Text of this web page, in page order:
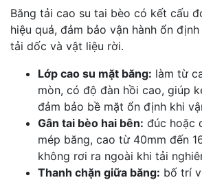
Băng tải cao su tai bèo có kết cấu
hiệu quả, đảm bảo vận hành ổn
tải dốc và vật liệu rời.
Lớp cao su mặt băng: làm từ
mòn, có độ đàn hồi cao, giúp
đảm bảo bề mặt ổn định khi
Gân tai bèo hai bên: đúc hoặc
mép băng, cao từ 40mm đến
không rơi ra ngoài khi tải
Thanh chặn giữa băng: bố trí